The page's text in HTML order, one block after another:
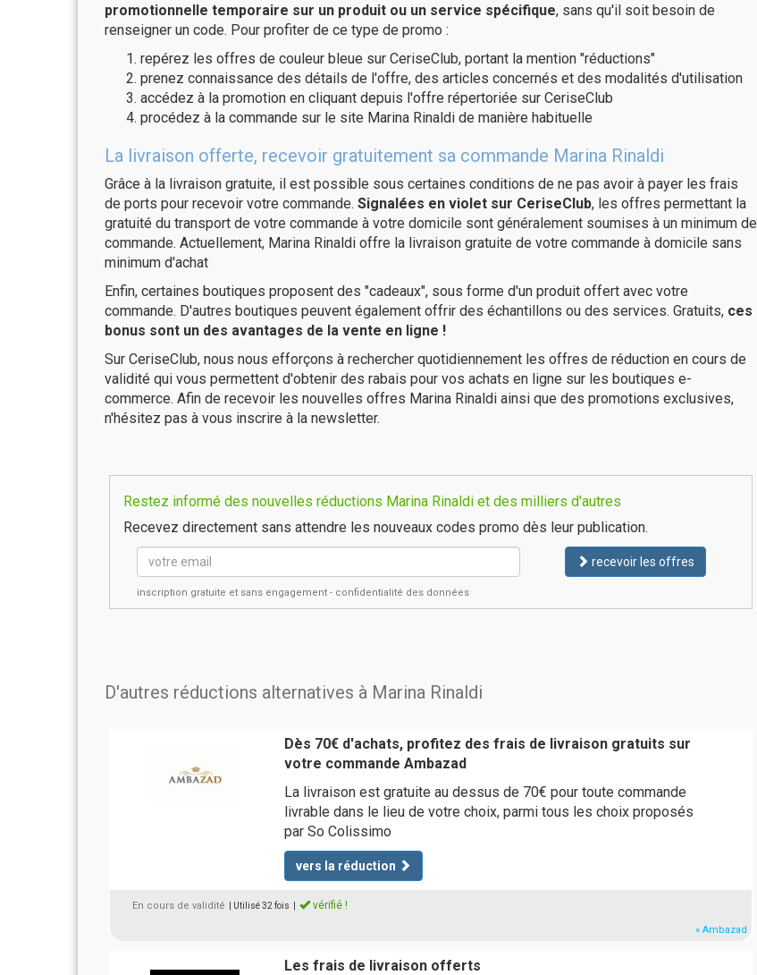
promotionnelle temporaire sur un produit ou un service spécifique, sans qu'il soit besoin de
renseigner un code. Pour profiter de ce type de promo :
repérez les offres de couleur bleue sur CeriseClub, portant la mention "réductions"
prenez connaissance des détails de l'offre, des articles concernés et des modalités d'utilisation
accédez à la promotion en cliquant depuis l'offre répertoriée sur CeriseClub
procédez à la commande sur le site Marina Rinaldi de manière habituelle
La livraison offerte, recevoir gratuitement sa commande Marina Rinaldi
Grâce à la livraison gratuite, il est possible sous certaines conditions de ne pas avoir à payer les frais
de ports pour recevoir votre commande. Signalées en violet sur CeriseClub, les offres permettant la
gratuité du transport de votre commande à votre domicile sont généralement soumises à un minimum de
commande. Actuellement, Marina Rinaldi offre la livraison gratuite de votre commande à domicile sans
minimum d'achat
Enfin, certaines boutiques proposent des "cadeaux", sous forme d'un produit offert avec votre
commande. D'autres boutiques peuvent également offrir des échantillons ou des services. Gratuits, ces
bonus sont un des avantages de la vente en ligne !
Sur CeriseClub, nous nous efforçons à rechercher quotidiennement les offres de réduction en cours de
validité qui vous permettent d'obtenir des rabais pour vos achats en ligne sur les boutiques e-
commerce. Afin de recevoir les nouvelles offres Marina Rinaldi ainsi que des promotions exclusives,
n'hésitez pas à vous inscrire à la newsletter.
Restez informé des nouvelles réductions Marina Rinaldi et des milliers d'autres
Recevez directement sans attendre les nouveaux codes promo dès leur publication.
recevoir les offres
inscription gratuite et sans engagement - confidentialité des données
D'autres réductions alternatives à Marina Rinaldi
Dès 70€ d'achats, profitez des frais de livraison gratuits sur
votre commande Ambazad
La livraison est gratuite au dessus de 70€ pour toute commande
livrable dans le lieu de votre choix, parmi tous les choix proposés
par So Colissimo
vers la réduction
En cours de validité | Utilisé 32 fois vérifié !
» Ambazad
Les frais de livraison offerts